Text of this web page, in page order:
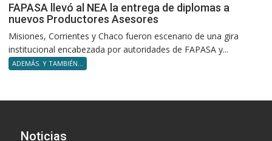
FAPASA llevó al NEA la entrega de diplomas a
nuevos Productores Asesores
Misiones, Corrientes y Chaco fueron escenario de una gira
institucional encabezada por autoridades de FAPASA y...
ADEMÁS. Y TAMBIÉN...
Noticias